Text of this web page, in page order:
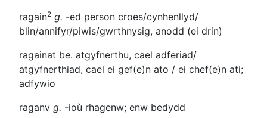
ragain2 g. -ed person croes/cynhenllyd/
blin/annifyr/piwis/gwrthnysig, anodd (ei drin)
ragainat be. atgyfnerthu, cael adferiad/
atgyfnerthiad, cael ei gef(e)n ato / ei chef(e)n ati;
adfywio
raganv g. -ioù rhagenw; enw bedydd